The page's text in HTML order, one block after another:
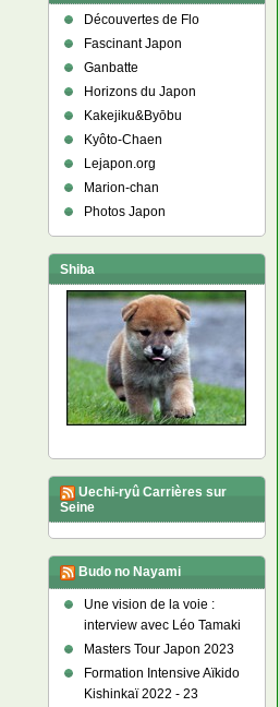
Découvertes de Flo
Fascinant Japon
Ganbatte
Horizons du Japon
Kakejiku&Byōbu
Kyôto-Chaen
Lejapon.org
Marion-chan
Photos Japon
Shiba
Uechi-ryû Carrières sur
Seine
Budo no Nayami
Une vision de la voie :
interview avec Léo Tamaki
Masters Tour Japon 2023
Formation Intensive Aïkido
Kishinkaï 2022 - 23